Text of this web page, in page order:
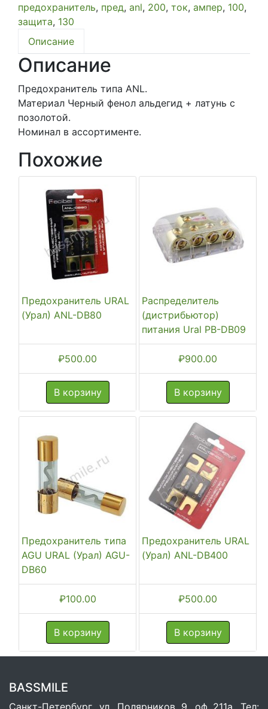
предохранитель, пред, anl, 200, ток, ампер, 100,
защита, 130
Описание
Описание
Предохранитель типа ANL.
Материал Черный фенол альдегид + латунь с
позолотой.
Номинал в ассортименте.
Похожие
Предохранитель URAL
(Урал) ANL-DB80
₽500.00
В корзину
Распределитель
(дистрибьютор)
питания Ural PB-DB09
₽900.00
В корзину
Предохранитель типа
AGU URAL (Урал) AGU-
DB60
₽100.00
В корзину
Предохранитель URAL
(Урал) ANL-DB400
₽500.00
В корзину
BASSMILE